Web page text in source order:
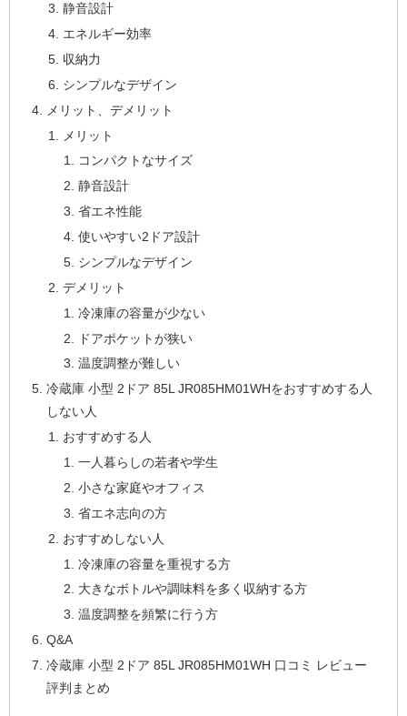
静音設計
エネルギー効率
収納力
シンプルなデザイン
メリット、デメリット
メリット
コンパクトなサイズ
静音設計
省エネ性能
使いやすい2ドア設計
シンプルなデザイン
デメリット
冷凍庫の容量が少ない
ドアポケットが狭い
温度調整が難しい
冷蔵庫 小型 2ドア 85L JR085HM01WHをおすすめする人
しない人
おすすめする人
一人暮らしの若者や学生
小さな家庭やオフィス
省エネ志向の方
おすすめしない人
冷凍庫の容量を重視する方
大きなボトルや調味料を多く収納する方
温度調整を頻繁に行う方
Q&A
冷蔵庫 小型 2ドア 85L JR085HM01WH 口コミ レビュー
評判まとめ